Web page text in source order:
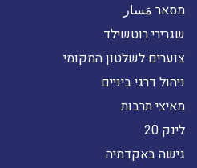
מסאר مَسار
שגרירי רוטשילד
צוערים לשלטון המקומי
ניהול דרגי ביניים
מאיצי תרבות
לינק 20
גישה באקדמיה